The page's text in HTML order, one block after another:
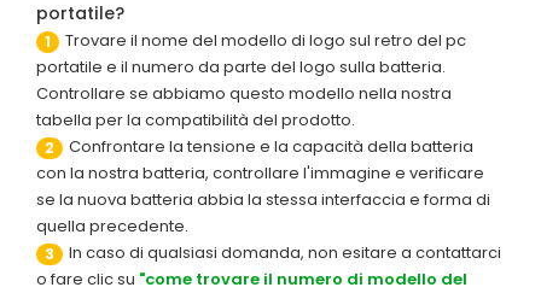
portatile?
1
Trovare il nome del modello di logo sul retro del pc
portatile e il numero da parte del logo sulla batteria.
Controllare se abbiamo questo modello nella nostra
tabella per la compatibilità del prodotto.
2
Confrontare la tensione e la capacità della batteria
con la nostra batteria, controllare l'immagine e verificare
se la nuova batteria abbia la stessa interfaccia e forma di
quella precedente.
3
In caso di qualsiasi domanda, non esitare a contattarci
o fare clic su "come trovare il numero di modello del